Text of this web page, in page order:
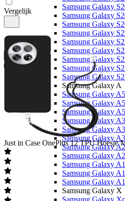
Samsung Galaxy
Samsung Galaxy
Samsung Galaxy
Samsung Galaxy
Samsung Galaxy
Samsung Galaxy
Samsung Galaxy
Samsung Galaxy
Samsung Galaxy
Samsung Galaxy A
Samsung Galaxy
Samsung Galaxy
Samsung Galaxy
Samsung Galaxy
Samsung Galaxy
Samsung Galaxy
Samsung Galaxy
Samsung Galaxy
Samsung Galaxy
Samsung Galaxy
Samsung Galaxy
Samsung Galaxy X
Samsung Galaxy
Vergelijk
Just in Case OnePlus 12 TPU Hoesje